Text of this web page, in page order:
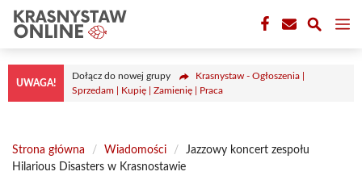
Przejdź
treści
UWAGA!
Dołącz do nowej grupy
Krasnystaw - Ogłoszenia |
Sprzedam | Kupię | Zamienię | Praca
Strona główna / Wiadomości /
Jazzowy koncert zespołu
Hilarious Disasters w Krasnostawie